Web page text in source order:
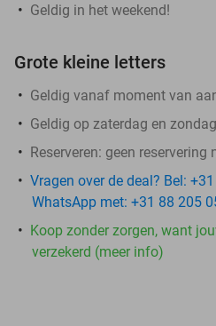
Geldig in het weekend!
Grote kleine letters
Geldig vanaf moment van
Geldig op zaterdag en zondag
Reserveren: geen reservering
Vragen over de deal? Bel:
WhatsApp met: +31 88 205
Koop zonder zorgen, want
verzekerd (meer info)